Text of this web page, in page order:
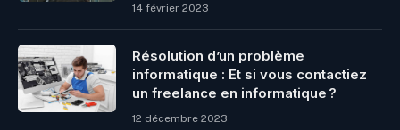
14 février 2023
Résolution d’un problème
informatique : Et si vous contactiez
un freelance en informatique ?
12 décembre 2023